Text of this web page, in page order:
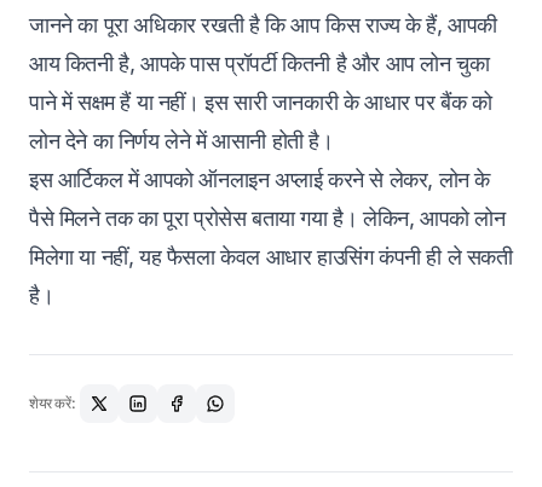
जानने का पूरा अधिकार रखती है कि आप किस राज्य के हैं, आपकी
आय कितनी है, आपके पास प्रॉपर्टी कितनी है और आप लोन चुका
पाने में सक्षम हैं या नहीं। इस सारी जानकारी के आधार पर बैंक को
लोन देने का निर्णय लेने में आसानी होती है।
इस आर्टिकल में आपको ऑनलाइन अप्लाई करने से लेकर, लोन के
पैसे मिलने तक का पूरा प्रोसेस बताया गया है। लेकिन, आपको लोन
मिलेगा या नहीं, यह फैसला केवल आधार हाउसिंग कंपनी ही ले सकती
है।
शेयर करें: